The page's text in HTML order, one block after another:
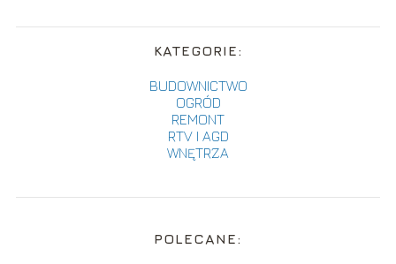
KATEGORIE:
BUDOWNICTWO
OGRÓD
REMONT
RTV I AGD
WNĘTRZA
POLECANE: